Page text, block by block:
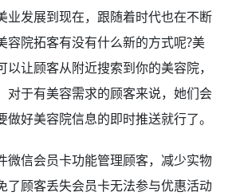
业发展到现在，跟随着时代也在不断
容院拓客有没有什么新的方式呢?美
以让顾客从附近搜索到你的美容院，
对于有美容需求的顾客来说，她们会
做好美容院信息的即时推送就行了。
微信会员卡功能管理顾客，减少实物
了顾客丢失会员卡无法参与优惠活动